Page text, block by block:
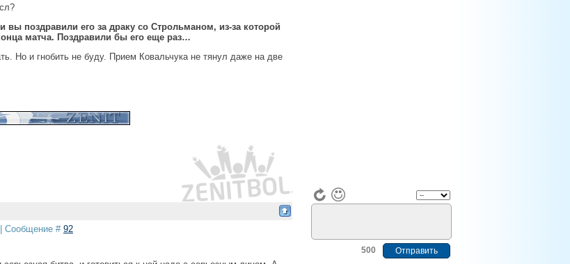
500
вы поздравили его за драку со Строльманом, из-за которой
матча. Поздравили бы его еще раз…
Но и гнобить не буду. Прием Ковальчука не тянул даже на две
| Сообщение # 92